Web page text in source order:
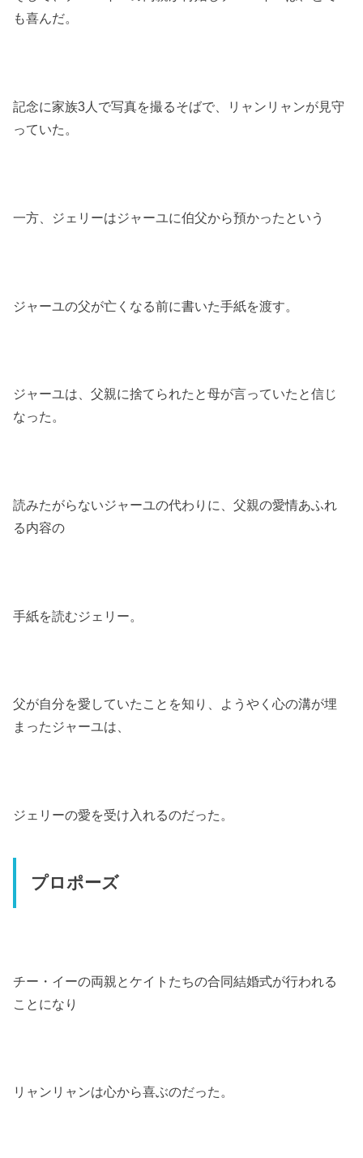
も喜んだ。
記念に家族3人で写真を撮るそばで、リャンリャンが見守
っていた。
一方、ジェリーはジャーユに伯父から預かったという
ジャーユの父が亡くなる前に書いた手紙を渡す。
ジャーユは、父親に捨てられたと母が言っていたと信じ
なった。
読みたがらないジャーユの代わりに、父親の愛情あふれ
る内容の
手紙を読むジェリー。
父が自分を愛していたことを知り、ようやく心の溝が埋
まったジャーユは、
ジェリーの愛を受け入れるのだった。
プロポーズ
チー・イーの両親とケイトたちの合同結婚式が行われる
ことになり
リャンリャンは心から喜ぶのだった。